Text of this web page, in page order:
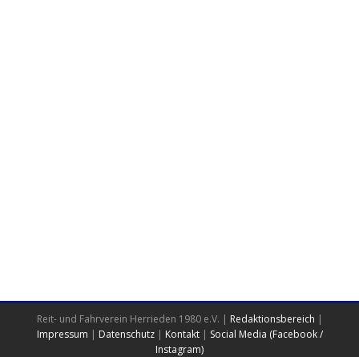
Reit- und Fahrverein Herrieden 1980 e.V. | Redaktionsbereich |
Impressum | Datenschutz| Kontakt| Social Media (Facebook /
Instagram)